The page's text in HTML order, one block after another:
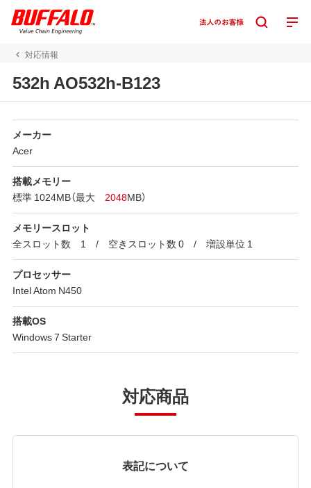
対応情報
532h AO532h-B123
メーカー
Acer
搭載メモリー
標準 1024MB（最大 2048MB）
メモリースロット
全スロット数 1 / 空きスロット数 0 / 増設単位 1
プロセッサー
Intel Atom N450
搭載OS
Windows 7 Starter
対応商品
表記について